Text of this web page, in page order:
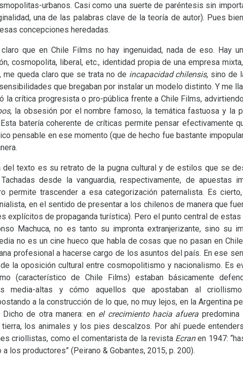
urbanos. Casi como una suerte de paréntesis sin
una de las palabras clave de la teoría de autor). Pues
concepciones heredadas.
que en Chile Films no hay ingenuidad, nada de eso. Hay
cosmopolita, liberal, etc., identidad propia de una empresa
queda claro que se trata no de incapacidad chilensis, sino de
que bregaban por instalar un modelo distinto. Y me
la crítica progresista o pro-pública frente a Chile Films,
, la obsesión por el nombre famoso, la temática fastuosa y la
batería coherente de críticas permite pensar efectivamente
pensable en ese momento (que de hecho fue bastante
texto es su retrato de la pugna cultural y de estilos que se
desde la vanguardia, respectivamente, de apuestas
permite trascender a esa categorización paternalista. Es
en el sentido de presentar a los chilenos de manera que
explícitos de propaganda turística). Pero el punto central de estas
Machuca, no es tanto su impronta extranjerizante, sino su
no es un cine hueco que habla de cosas que no pasan en
profesional a hacerse cargo de los asuntos del país. En ese
la oposición cultural entre cosmopolitismo y nacionalismo. Es
(característico de Chile Films) estaban básicamente
media-altas y cómo aquellos que apostaban al
a la construcción de lo que, no muy lejos, en la Argentina
Dicho de otra manera: en el crecimiento hacia afuera
tierra, los animales y los pies descalzos. Por ahí puede
criollistas, como el comentarista de la revista Ecranen 1947:
los productores” (Peirano & Gobantes, 2015, p. 200).